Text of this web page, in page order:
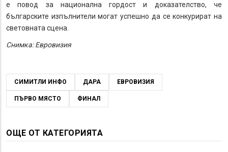
е повод за национална гордост и доказателство, че
българските изпълнители могат успешно да се конкурират на
световната сцена.
Снимка: Евровизия
СИМИТЛИ ИНФО ДАРА ЕВРОВИЗИЯ
ПЪРВО МЯСТО ФИНАЛ
ОЩЕ ОТ КАТЕГОРИЯТА